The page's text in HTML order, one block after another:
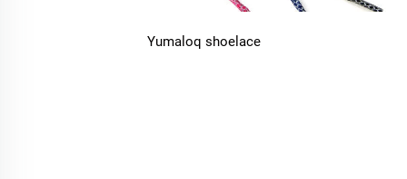
Yumaloq shoelace